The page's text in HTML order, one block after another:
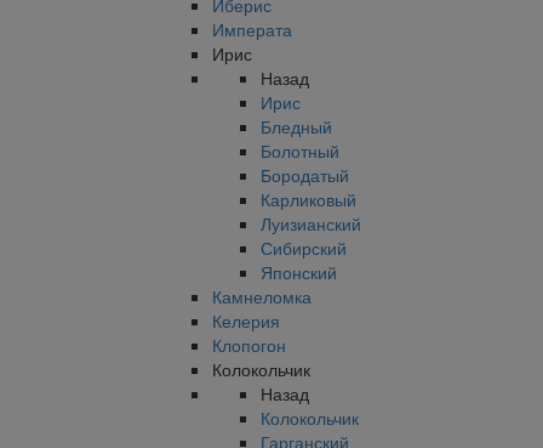
Иберис
Императа
Ирис
Назад
Ирис
Бледный
Болотный
Бородатый
Карликовый
Луизианский
Сибирский
Японский
Камнеломка
Келерия
Клопогон
Колокольчик
Назад
Колокольчик
Гарганский